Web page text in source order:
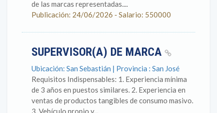
de las marcas representadas....
Publicación: 24/06/2026 - Salario: 550000
SUPERVISOR(A) DE MARCA
Ubicación: San Sebastián | Provincia : San José
Requisitos Indispensables: 1. Experiencia mínima
de 3 años en puestos similares. 2. Experiencia en
ventas de productos tangibles de consumo masivo.
3. Vehículo propio y...